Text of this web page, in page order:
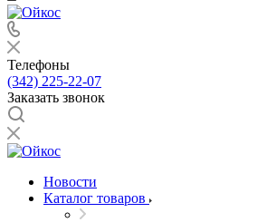
Телефоны
(342) 225-22-07
Заказать звонок
Новости
Каталог товаров